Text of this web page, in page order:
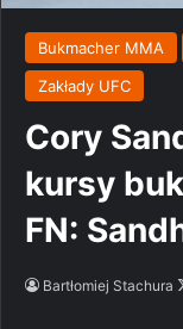
Bukmacher MMA
Zakłady UFC
Cory
kursy
FN:
Bartłomiej Stachura